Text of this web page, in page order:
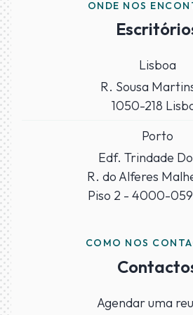
ONDE NOS
Lisboa
R. Sousa
1050-218
Porto
Edf. Trindade
R. do Alferes
Piso 2 - 4000-
COMO NOS
Agendar uma